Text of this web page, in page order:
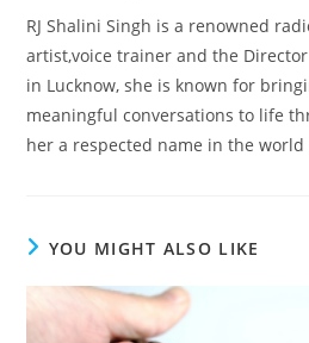
RJ Shalini Singh is a renowned
artist,voice trainer and the
in Lucknow, she is known for
meaningful conversations to life
her a respected name in the world
YOU MIGHT ALSO LIKE